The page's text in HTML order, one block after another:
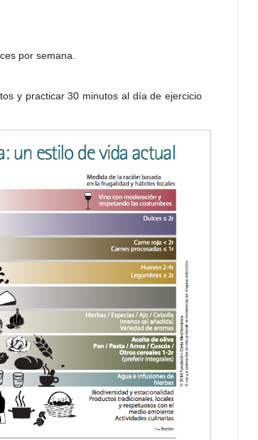
por semana.
y practicar 30 minutos al día de ejercicio